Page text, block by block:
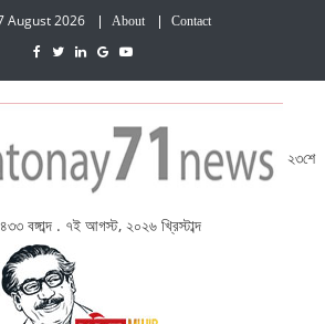
August 2026 About Contact
২৩শে
বঙ্গাব্দ . ৭ই আগস্ট, ২০২৬ খ্রিস্টাব্দ